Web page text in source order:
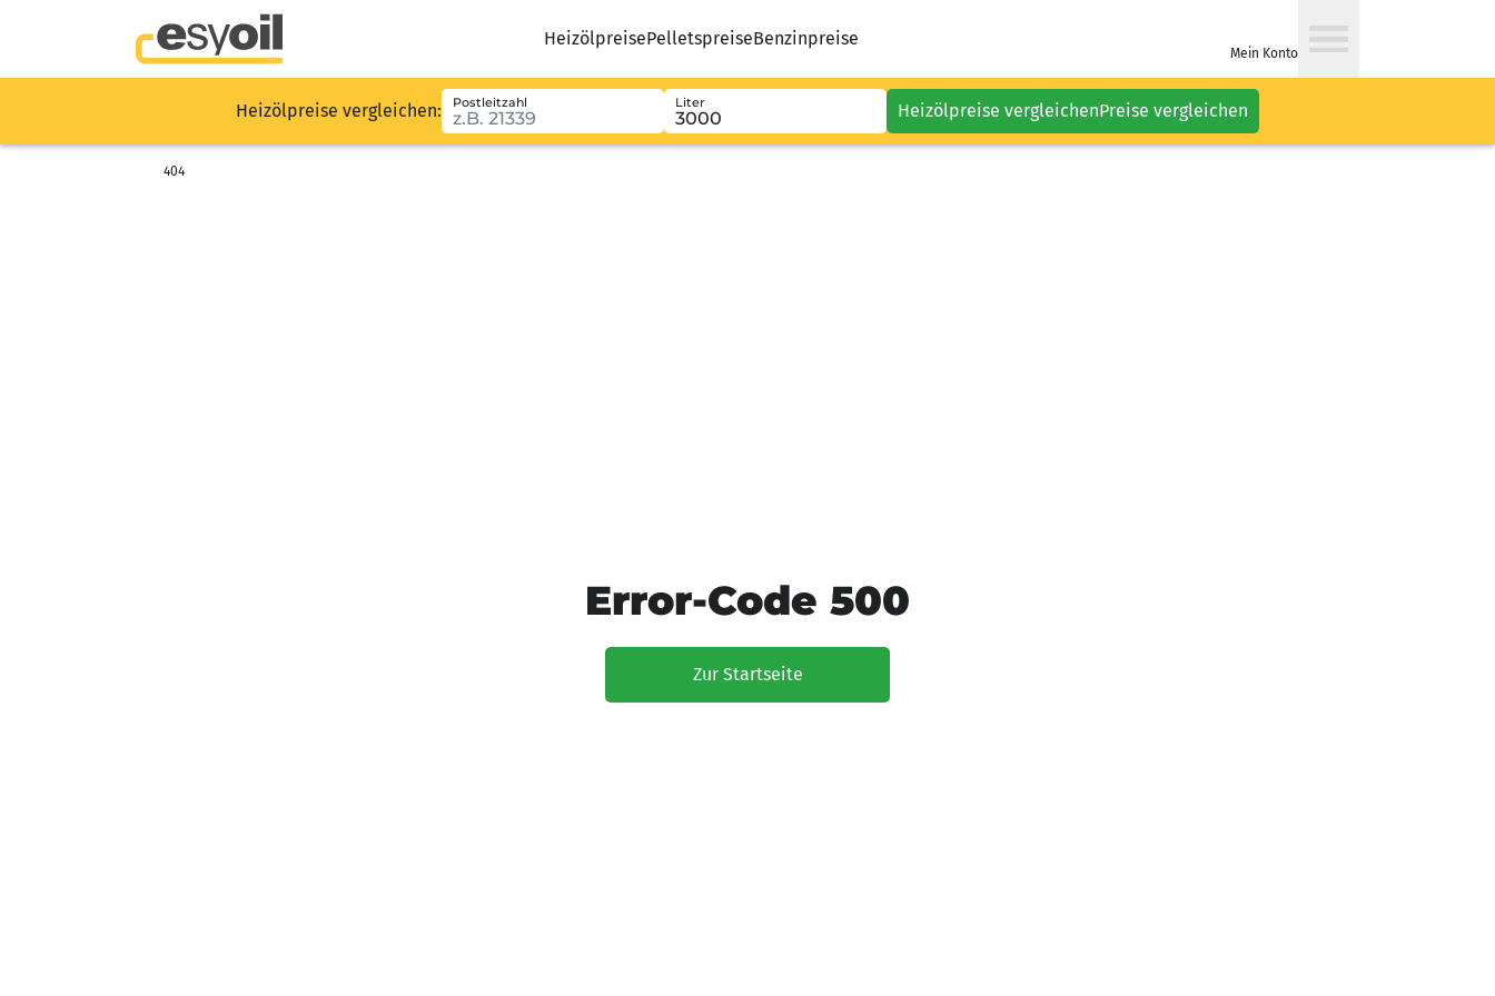
HeizölpreisePelletspreiseBenzinpreise
Mein Konto
Heizölpreise vergleichen: Postleitzahl Liter Heizölpreise vergleichenPreise vergleichen
404
Error-Code 500
Zur Startseite